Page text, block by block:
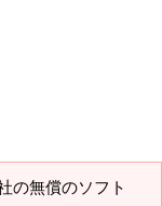
の無償のソフト